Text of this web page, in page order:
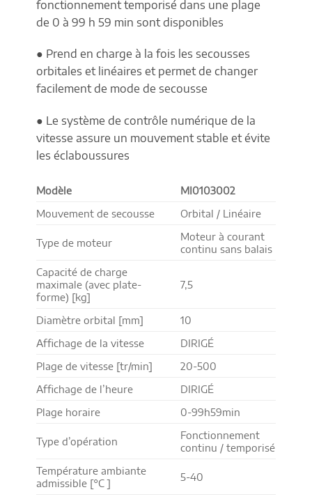
fonctionnement temporisé dans une plage
de 0 à 99 h 59 min sont disponibles
● Prend en charge à la fois les secousses
orbitales et linéaires et permet de changer
facilement de mode de secousse
● Le système de contrôle numérique de la
vitesse assure un mouvement stable et évite
les éclaboussures
Modèle
MI0103002
Mouvement de secousse
Orbital / Linéaire
Type de moteur
Moteur à courant
continu sans balais
Capacité de charge
maximale (avec plate-
forme) [kg]
7,5
Diamètre orbital [mm]
10
Affichage de la vitesse
DIRIGÉ
Plage de vitesse [tr/min]
20-500
Affichage de l’heure
DIRIGÉ
Plage horaire
0-99h59min
Type d’opération
Fonctionnement
continu / temporisé
Température ambiante
admissible [°C ]
5-40